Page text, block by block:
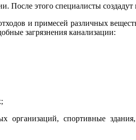
После этого специалисты
и примесей различных
загрязнения канализации:
организаций, спортивные